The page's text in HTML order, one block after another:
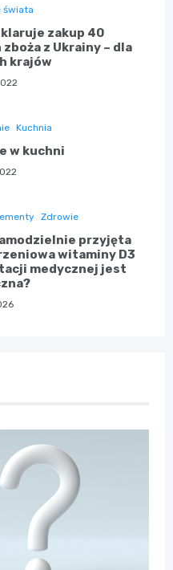
świata
zakup 40
z Ukrainy – dla
krajów
Kuchnia
w kuchni
Zdrowie
przyjęta
witaminy D3
medycznej jest